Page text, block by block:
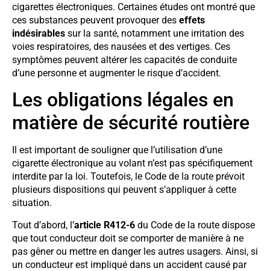
cigarettes électroniques. Certaines études ont montré que
ces substances peuvent provoquer des effets
indésirables sur la santé, notamment une irritation des
voies respiratoires, des nausées et des vertiges. Ces
symptômes peuvent altérer les capacités de conduite
d’une personne et augmenter le risque d’accident.
Les obligations légales en
matière de sécurité routière
Il est important de souligner que l’utilisation d’une
cigarette électronique au volant n’est pas spécifiquement
interdite par la loi. Toutefois, le Code de la route prévoit
plusieurs dispositions qui peuvent s’appliquer à cette
situation.
Tout d’abord, l’article R412-6 du Code de la route dispose
que tout conducteur doit se comporter de manière à ne
pas gêner ou mettre en danger les autres usagers. Ainsi, si
un conducteur est impliqué dans un accident causé par